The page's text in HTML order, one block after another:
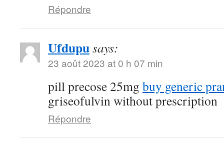
Répondre
Ufdupusays:
23 août 2023 at 0 h 07 min
pill precose 25mg buy generic
griseofulvin without prescription
Répondre